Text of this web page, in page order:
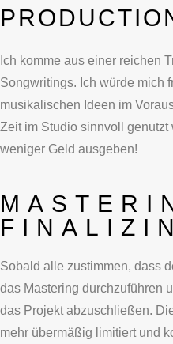
Ich komme aus einer reichen
Songwritings. Ich würde mich
musikalischen Ideen im
Zeit im Studio sinnvoll
weniger Geld ausgeben!
Sobald alle zustimmen, dass
das Mastering durchzuführen
das Projekt abzuschließen.
mehr übermäßig limitiert und